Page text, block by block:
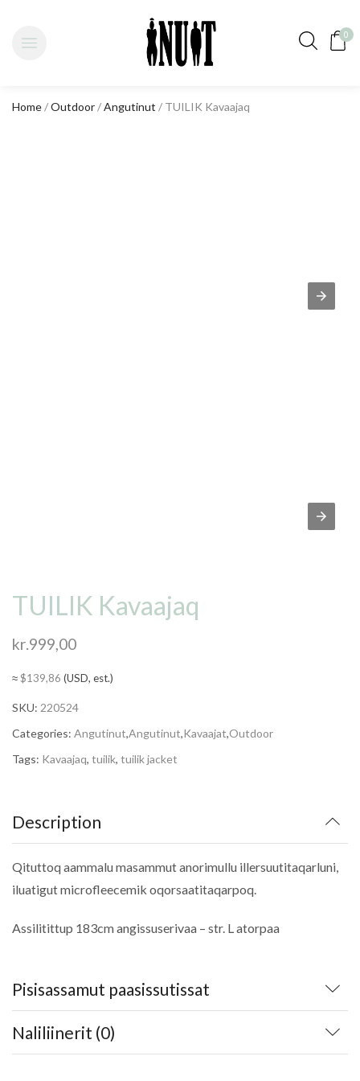
0
Home/Outdoor/Angutinut / TUILIK Kavaajaq
TUILIK Kavaajaq
kr.999,00
≈$139,86 (USD, est.)
SKU: 220524
Categories: Angutinut,Angutinut,Kavaajat,Outdoor
Tags: Kavaajaq, tuilik, tuilik jacket
Description
Qituttoq aammalu masammut anorimullu illersuutitaqarluni,
iluatigut microfleecemik oqorsaatitaqarpoq.
Assilitittup 183cm angissuserivaa – str. L atorpaa
Pisisassamut paasissutissat
Naliliinerit (0)